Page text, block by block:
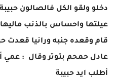
دخلو ولقو الكل فالصالون
عيلتها واحساس بالذنب
قام وقعده جنبه ورانيا قعدت
عادل حمحم بتوتر وقال : عمي
أطلب ايد حبيبة